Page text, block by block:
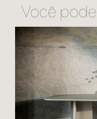
Você